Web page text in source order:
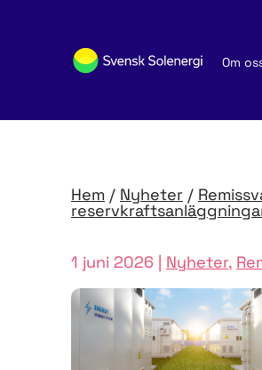
Om
Hem / Nyheter /
1 juni 2026 | Nyheter,